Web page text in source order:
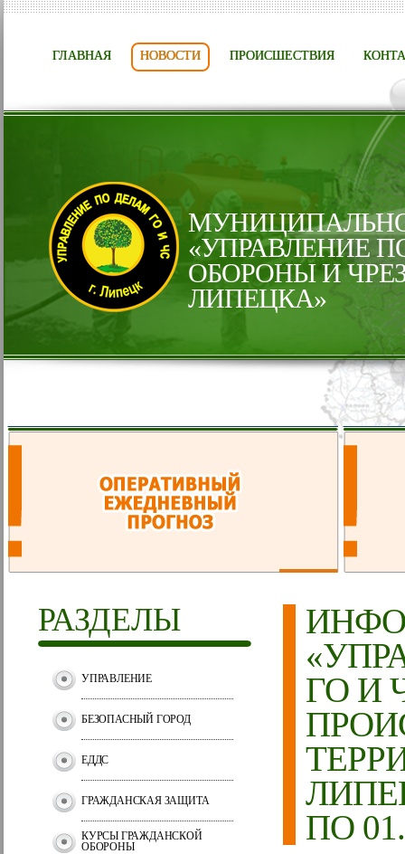
ГЛАВНАЯ НОВОСТИ ПРОИСШЕСТВИЯ
«УПРАВЛЕНИЕ
ОБОРОНЫ И
ЛИПЕЦКА»
РАЗДЕЛЫ
УПРАВЛЕНИЕ
БЕЗОПАСНЫЙ ГОРОД
ЕДДС
ГРАЖДАНСКАЯ ЗАЩИТА
КУРСЫ ГРАЖДАНСКОЙ
ОБОРОНЫ
ГО И
ПО